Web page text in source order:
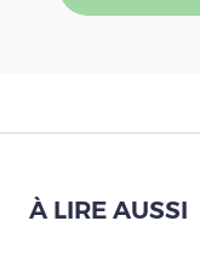
À LIRE AUSSI